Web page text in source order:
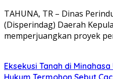
TAHUNA, TR – Dinas
(Disperindag) Daerah
memperjuangkan proyek
Eksekusi Tanah di
Hukum Termohon Sebut